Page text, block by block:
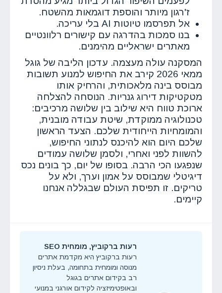
ז'רגון מיותר והוספת דוגמאות מהשטח.
אל תפרסמו טיוטות AI בלי עריכה.
בנו סמכות בהדרגה עם קישורים רלוונטיים
מאתרים ישראליים מהימנים.
המסקנה עולה מעצמה. עדכון הליבה של גוגל
ממאי 2026 קירב את החיפוש למנוע תשובות
מבוסס בינה מלאכותית, והרחיק אותו
מטקטיקות דירוג גנריות. הנוסחה להצלחה
ארוכת טווח היא שילוב בין שלושה מרכיבים:
טכנולוגיה ממוקדת, שיטת עבודה מובנית,
והמומחיות הייחודית שלכם. הצעד הראשון
שלכם היום הוא להיכנס לנתוני החיפוש,
להשוות לפני ואחרי, ולסמן שלושה עמודים
שנפגעו הכי הרבה. בסופו של יום, כך בונים נכס
דיגיטלי שמבוסס על אמון וערך, ולא על
טריקים. זו תפיסת העולם שבגללה אנחנו
קיימים.
רעות ברקוביץ, מומחית SEO
רעות ברקוביץ היא מקדמת אתרים
מנוסה ומומחית בתחומה, בעלת ניסיון
רב בקידום אתרים בגוגל
ובאופטימיזציה לקידום אורגני במנועי